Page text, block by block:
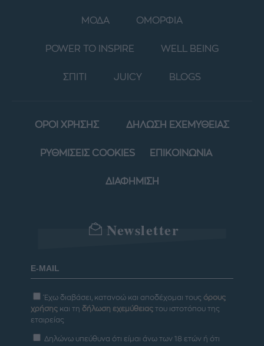
ΜΟΔΑ ΟΜΟΡΦΙΑ
POWER TO INSPIRE WELL BEING
ΣΠΙΤΙ JUICY BLOGS
ΟΡΟΙ ΧΡΗΣΗΣ ΔΗΛΩΣΗ ΕΧΕΜΥΘΕΙΑΣ
ΡΥΘΜΙΣΕΙΣ COOKIES ΕΠΙΚΟΙΝΩΝΙΑ
ΔΙΑΦΗΜΙΣΗ
Newsletter
Έχω διαβάσει, κατανοώ και αποδέχομαι τους όρους
χρήσης και τη δήλωση εχεμύθειας του ιστοτόπου της
εταιρείας
Δηλώνω υπεύθυνα ότι είμαι άνω των 18 ετών ή ότι